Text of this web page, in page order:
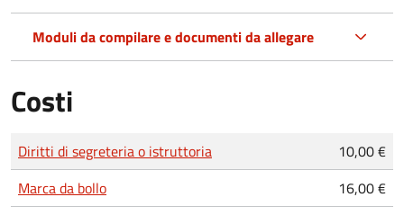
Moduli da compilare e documenti da allegare
Costi
Tipo di pagamento
Importo
Diritti di segreteria o istruttoria
10,00 €
Marca da bollo
16,00 €